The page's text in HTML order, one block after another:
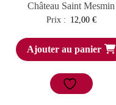
Château Saint Mesmin
Prix : 12,00 €
Ajouter au panier